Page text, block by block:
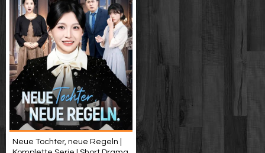
Neue Tochter, neue Regeln |